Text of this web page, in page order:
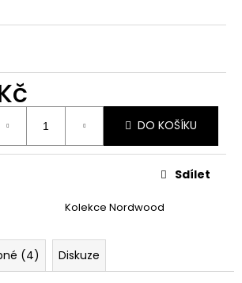
DO KOŠÍKU
Kolekce Nordwood
Sdílet
(4) Diskuze